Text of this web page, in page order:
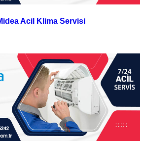
Acil Klima Servisi